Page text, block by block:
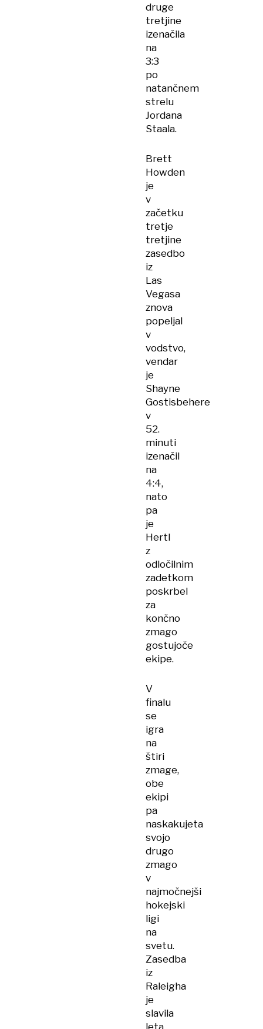
druge
tretjine
izenačila
na
3:3
po
natančnem
strelu
Jordana
Staala.
Brett
Howden
je
v
začetku
tretje
tretjine
zasedbo
iz
Las
Vegasa
znova
popeljal
v
vodstvo,
vendar
je
Shayne
Gostisbehere
v
52.
minuti
izenačil
na
4:4,
nato
pa
je
Hertl
z
odločilnim
zadetkom
poskrbel
za
končno
zmago
gostujoče
ekipe.
V
finalu
se
igra
na
štiri
zmage,
obe
ekipi
pa
naskakujeta
svojo
drugo
zmago
v
najmočnejši
hokejski
ligi
na
svetu.
Zasedba
iz
Raleigha
je
slavila
leta